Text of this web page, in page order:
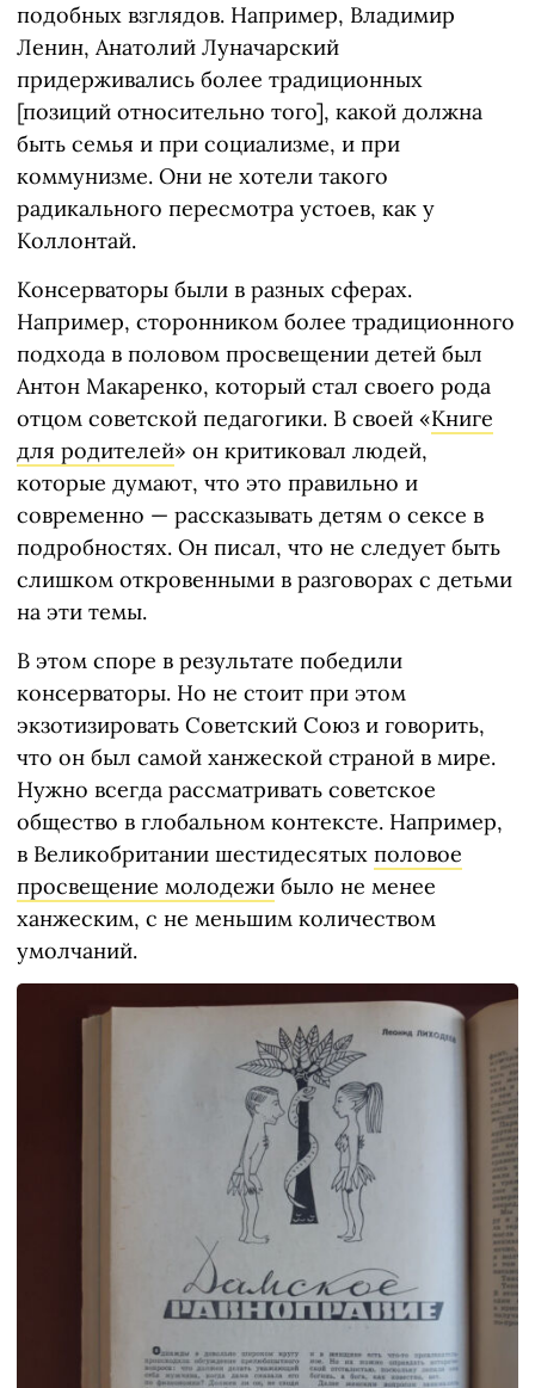
подобных взглядов. Например, Владимир
Ленин, Анатолий Луначарский
придерживались более традиционных
[позиций относительно того], какой должна
быть семья и при социализме, и при
коммунизме. Они не хотели такого
радикального пересмотра устоев, как у
Коллонтай.
Консерваторы были в разных сферах.
Например, сторонником более традиционного
подхода в половом просвещении детей был
Антон Макаренко, который стал своего рода
отцом советской педагогики. В своей «Книге
для родителей» он критиковал людей,
которые думают, что это правильно и
современно — рассказывать детям о сексе в
подробностях. Он писал, что не следует быть
слишком откровенными в разговорах с детьми
на эти темы.
В этом споре в результате победили
консерваторы. Но не стоит при этом
экзотизировать Советский Союз и говорить,
что он был самой ханжеской страной в мире.
Нужно всегда рассматривать советское
общество в глобальном контексте. Например,
в Великобритании шестидесятых половое
просвещение молодежи было не менее
ханжеским, с не меньшим количеством
умолчаний.